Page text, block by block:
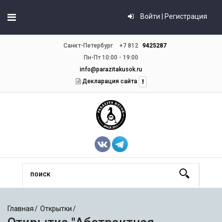
Войти | Регистрация
Санкт-Петербург +7 812
9425287
Пн-Пт 10:00 - 19:00
info@parazitakusok.ru
Декларация сайта
Главная Открытки